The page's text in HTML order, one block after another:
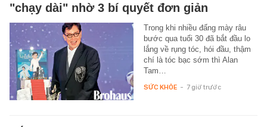
"chạy dài" nhờ 3 bí quyết đơn giản
Trong khi nhiều đấng mày râu
bước qua tuổi 30 đã bắt đầu lo
lắng về rụng tóc, hói đầu, thậm
chí là tóc bạc sớm thì Alan
Tam…
SỨC KHỎE - 7 giờ trước